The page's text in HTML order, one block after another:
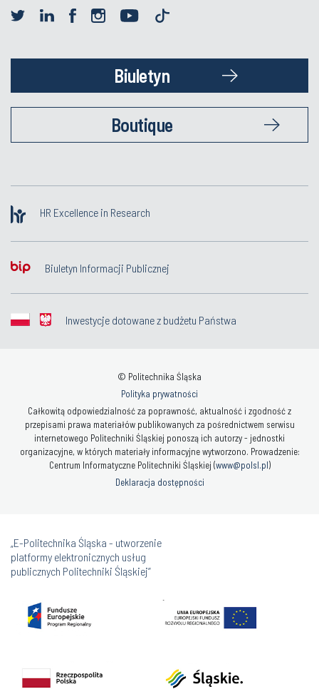
Biuletyn
Boutique
HR Excellence in Research
Biuletyn Informacji Publicznej
Inwestycje dotowane z budżetu Państwa
© Politechnika Śląska
Polityka prywatności
Całkowitą odpowiedzialność za poprawność, aktualność i zgodność z
przepisami prawa materiałów publikowanych za pośrednictwem serwisu
internetowego Politechniki Śląskiej ponoszą ich autorzy - jednostki
organizacyjne, w których materiały informacyjne wytworzono. Prowadzenie:
Centrum Informatyczne Politechniki Śląskiej (www@polsl.pl)
Deklaracja dostępności
„E-Politechnika Śląska - utworzenie
platformy elektronicznych usług
publicznych Politechniki Śląskiej”